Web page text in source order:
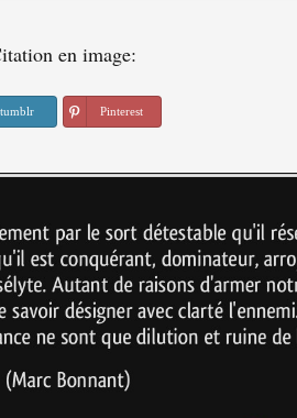
en image:
tumblr Pinterest